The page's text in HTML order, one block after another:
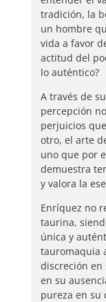
tradición, la
un hombre
vida a favor
actitud del
lo auténtico?
A través de
percepción
perjuicios
otro, el arte
uno que por
demuestra
y valora la
Enríquez no
taurina,
única y
tauromaquia
discreción en
en su
pureza en su